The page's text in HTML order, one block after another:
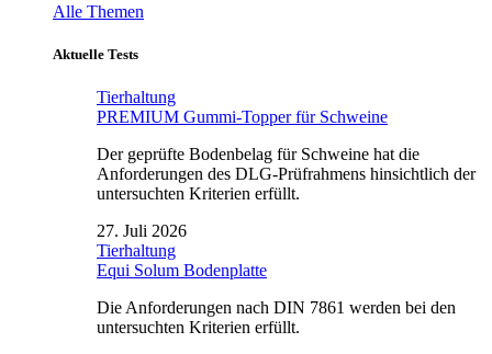
Alle Themen
Aktuelle Tests
Tierhaltung
PREMIUM Gummi-Topper für Schweine
Der geprüfte Bodenbelag für Schweine hat die
Anforderungen des DLG-Prüfrahmens hinsichtlich der
untersuchten Kriterien erfüllt.
27. Juli 2026
Tierhaltung
Equi Solum Bodenplatte
Die Anforderungen nach DIN 7861 werden bei den
untersuchten Kriterien erfüllt.